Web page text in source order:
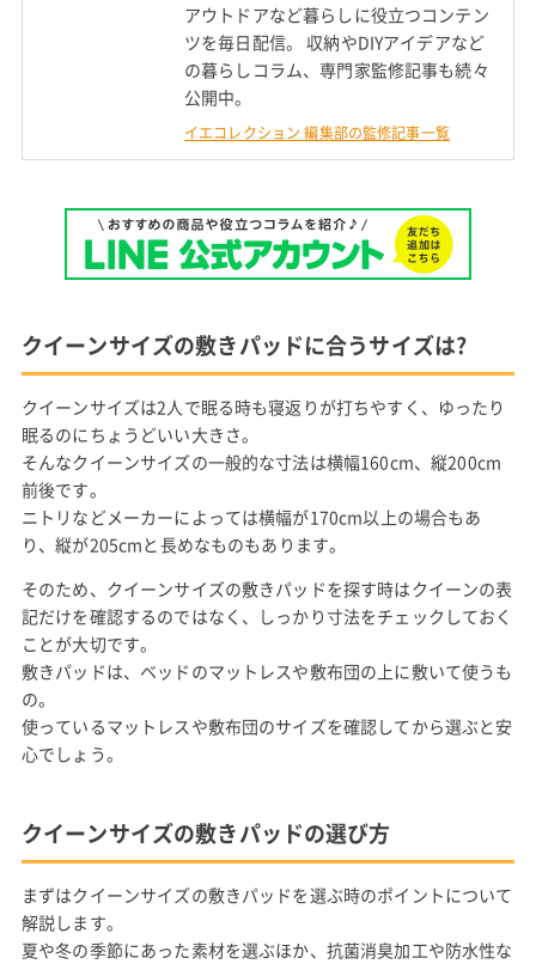
アウトドアなど暮らしに役立つコンテン
ツを毎日配信。 収納やDIYアイデアなど
の暮らしコラム、専門家監修記事も続々
公開中。
イエコレクション 編集部の監修記事一覧
クイーンサイズの敷きパッドに合うサイズは?
クイーンサイズは2人で眠る時も寝返りが打ちやすく、ゆったり
眠るのにちょうどいい大きさ。
そんなクイーンサイズの一般的な寸法は横幅160cm、縦200cm
前後です。
ニトリなどメーカーによっては横幅が170cm以上の場合もあ
り、縦が205cmと長めなものもあります。
そのため、クイーンサイズの敷きパッドを探す時はクイーンの表
記だけを確認するのではなく、しっかり寸法をチェックしておく
ことが大切です。
敷きパッドは、ベッドのマットレスや敷布団の上に敷いて使うも
の。
使っているマットレスや敷布団のサイズを確認してから選ぶと安
心でしょう。
クイーンサイズの敷きパッドの選び方
まずはクイーンサイズの敷きパッドを選ぶ時のポイントについて
解説します。
夏や冬の季節にあった素材を選ぶほか、抗菌消臭加工や防水性な